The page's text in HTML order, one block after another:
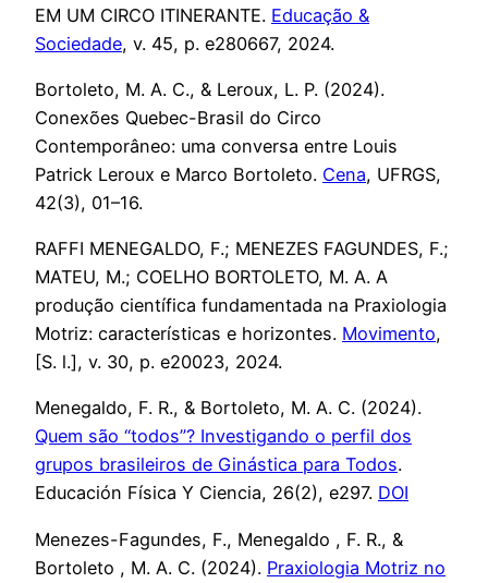
EM UM CIRCO ITINERANTE. Educação &
Sociedade, v. 45, p. e280667, 2024.
Bortoleto, M. A. C., & Leroux, L. P. (2024).
Conexões Quebec-Brasil do Circo
Contemporâneo: uma conversa entre Louis
Patrick Leroux e Marco Bortoleto. Cena, UFRGS,
42(3), 01–16.
RAFFI MENEGALDO, F.; MENEZES FAGUNDES, F.;
MATEU, M.; COELHO BORTOLETO, M. A. A
produção científica fundamentada na Praxiologia
Motriz: características e horizontes. Movimento,
[S. l.], v. 30, p. e20023, 2024.
Menegaldo, F. R., & Bortoleto, M. A. C. (2024).
Quem são “todos”? Investigando o perfil dos
grupos brasileiros de Ginástica para Todos.
Educación Física Y Ciencia, 26(2), e297. DOI
Menezes-Fagundes, F., Menegaldo , F. R., &
Bortoleto , M. A. C. (2024). Praxiologia Motriz no